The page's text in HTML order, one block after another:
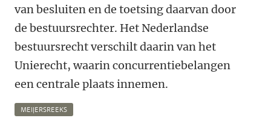
van besluiten en de toetsing daarvan door
de bestuursrechter. Het Nederlandse
bestuursrecht verschilt daarin van het
Unierecht, waarin concurrentiebelangen
een centrale plaats innemen.
MEIJERSREEKS